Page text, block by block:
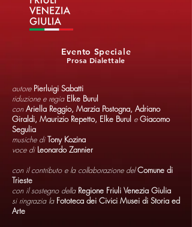
Prosa Dialettale
Evento Speciale
autore Pierluigi Sabatti
riduzione e regia Elke Burul
conAriella Reggio, Marzia Postogna, Adriano
Giraldi, Maurizio Repetto, Elke Burul e Giacomo
Segulia
musiche diTony Kozina
voce di Leonardo Zannier
con il contributo e la collaborazione delComune di
Trieste
con il sostegno della Regione Friuli Venezia Giulia
si ringrazia la Fototeca dei Civici Musei di Storia ed
Arte